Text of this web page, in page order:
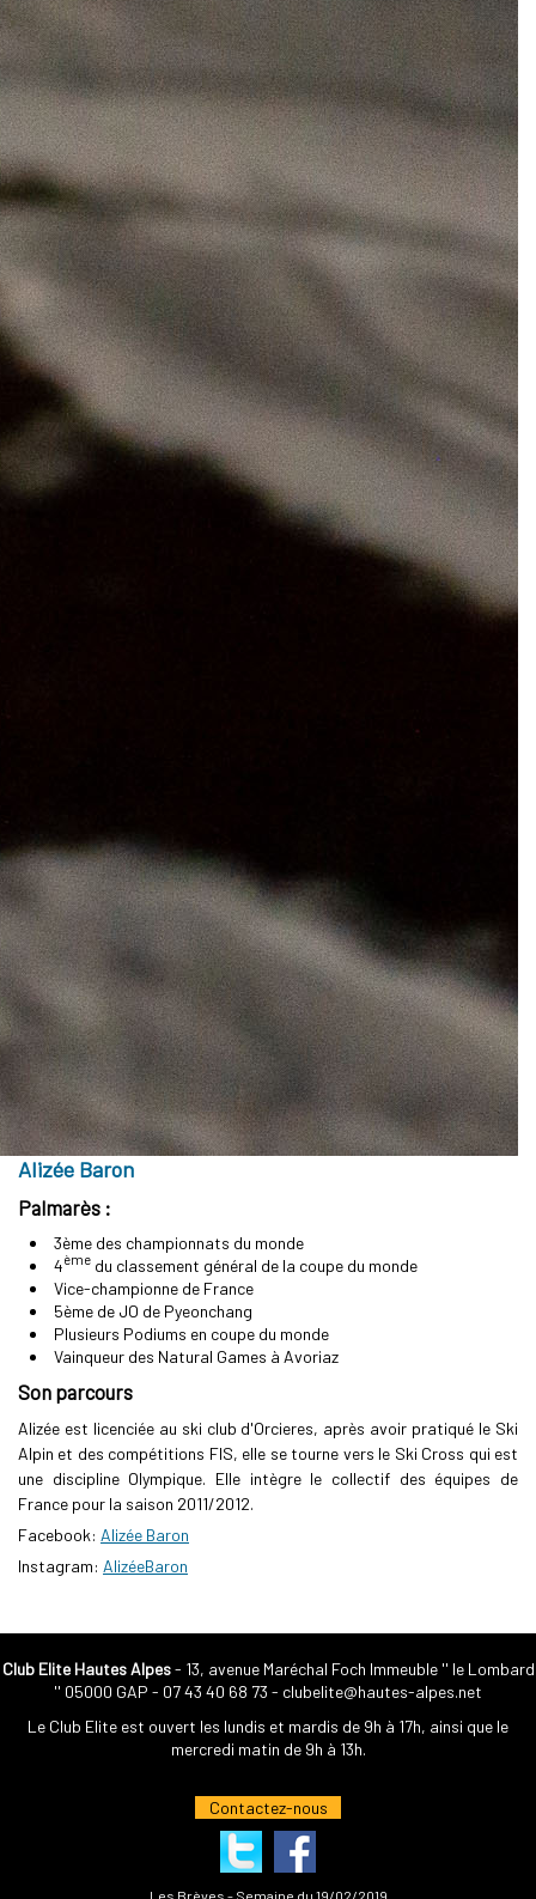
Alizée Baron
Palmarès :
3ème des championnats du monde
4ème du classement général de la coupe du monde
Vice-championne de France
5ème de JO de Pyeonchang
Plusieurs Podiums en coupe du monde
Vainqueur des Natural Games à Avoriaz
Son parcours
Alizée est licenciée au ski club d'Orcieres, après avoir pratiqué le Ski
Alpin et des compétitions FIS, elle se tourne vers le Ski Cross qui est
une discipline Olympique. Elle intègre le collectif des équipes de
France pour la saison 2011/2012.
Facebook: Alizée Baron
Instagram: AlizéeBaron
Club Elite Hautes Alpes- 13, avenue Maréchal Foch Immeuble '' le Lombard
'' 05000 GAP - 07 43 40 68 73 - clubelite@hautes-alpes.net
Le Club Elite est ouvert les lundis et mardis de 9h à 17h, ainsi que le
mercredi matin de 9h à 13h.
Contactez-nous
Les Brèves - Semaine du 19/02/2019